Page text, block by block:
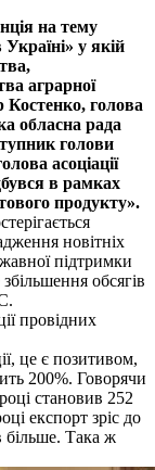
на тему
у якій
аграрної
Костенко, голова
обласна рада
голови
асоціації
в рамках
продукту».
новітніх
підтримки
обсягів
провідних
це є позитивом,
200%. Говорячи
становив 252
експорт зріс до
більше. Така ж